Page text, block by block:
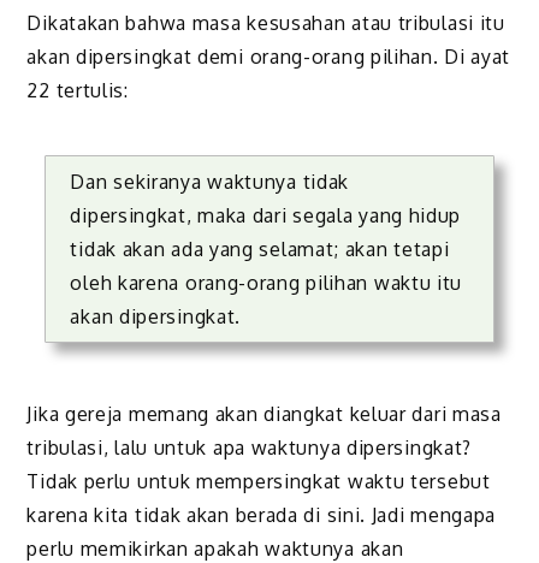
Dikatakan bahwa masa kesusahan atau tribulasi itu
akan dipersingkat demi orang-orang pilihan. Di ayat
22 tertulis:
Dan sekiranya waktunya tidak
dipersingkat, maka dari segala yang hidup
tidak akan ada yang selamat; akan tetapi
oleh karena orang-orang pilihan waktu itu
akan dipersingkat.
Jika gereja memang akan diangkat keluar dari masa
tribulasi, lalu untuk apa waktunya dipersingkat?
Tidak perlu untuk mempersingkat waktu tersebut
karena kita tidak akan berada di sini. Jadi mengapa
perlu memikirkan apakah waktunya akan